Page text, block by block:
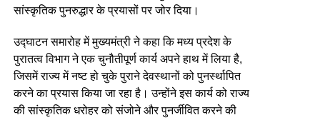
सांस्कृतिक पुनरुद्धार के प्रयासों पर जोर दिया।
उद्घाटन समारोह में मुख्यमंत्री ने कहा कि मध्य प्रदेश के
पुरातत्व विभाग ने एक चुनौतीपूर्ण कार्य अपने हाथ में लिया है,
जिसमें राज्य में नष्ट हो चुके पुराने देवस्थानों को पुनर्स्थापित
करने का प्रयास किया जा रहा है। उन्होंने इस कार्य को राज्य
की सांस्कृतिक धरोहर को संजोने और पुनर्जीवित करने की